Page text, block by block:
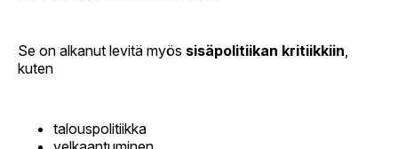
Se on alkanut levitä myös sisäpolitiikan kritiikkiin
kuten
talouspolitiikka